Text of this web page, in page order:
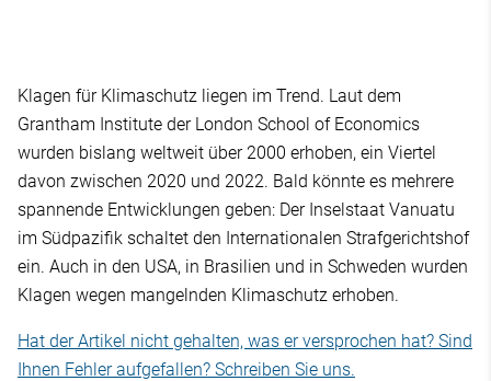
Klagen für Klimaschutz liegen im Trend. Laut dem
Grantham Institute der London School of Economics
wurden bislang weltweit über 2000 erhoben, ein Viertel
davon zwischen 2020 und 2022. Bald könnte es mehrere
spannende Entwicklungen geben: Der Inselstaat Vanuatu
im Südpazifik schaltet den Internationalen Strafgerichtshof
ein. Auch in den USA, in Brasilien und in Schweden wurden
Klagen wegen mangelnden Klimaschutz erhoben.
Hat der Artikel nicht gehalten, was er versprochen hat? Sind
Ihnen Fehler aufgefallen? Schreiben Sie uns.